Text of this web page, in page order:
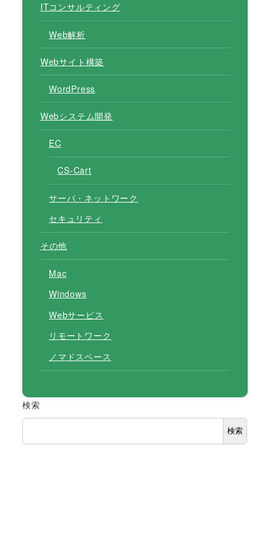
ITコンサルティング
Web解析
Webサイト構築
WordPress
Webシステム開発
EC
CS-Cart
サーバ・ネットワーク
セキュリティ
その他
Mac
Windows
Webサービス
リモートワーク
ノマドスペース
検索
検索